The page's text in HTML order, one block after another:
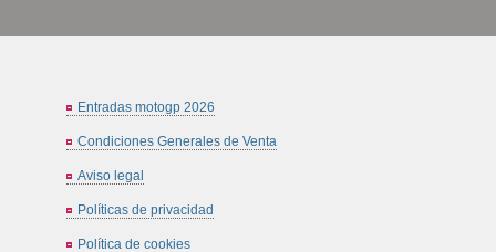
Entradas motogp 2026
Condiciones Generales de Venta
Aviso legal
Políticas de privacidad
Política de cookies